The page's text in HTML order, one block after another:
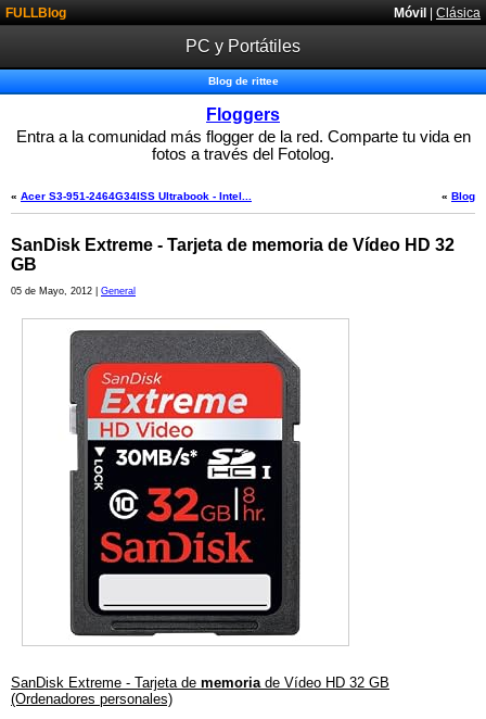
Móvil | Clásica
FULLBlog
PC y Portátiles
Blog de rittee
Floggers
Entra a la comunidad más flogger de la red. Comparte tu vida en
fotos a través del Fotolog.
« Blog
« Acer S3-951-2464G34ISS Ultrabook - Intel...
SanDisk Extreme - Tarjeta de memoria de Vídeo HD 32
GB
05 de Mayo, 2012 | General
SanDisk Extreme - Tarjeta de memoria de Vídeo HD 32 GB
(Ordenadores personales)